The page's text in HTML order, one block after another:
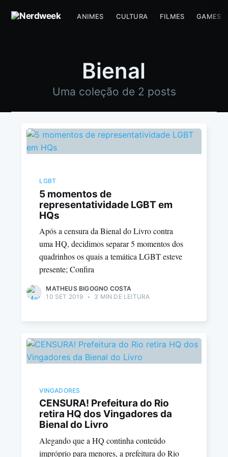
ANIMES CULTURA FILMES GAMES
Bienal
Uma coleção de 2 posts
LGBT
5 momentos de
representatividade LGBT em
HQs
Após a censura da Bienal do Livro contra
uma HQ, decidimos separar 5 momentos dos
quadrinhos os quais a temática LGBT esteve
presente; Confira
MATHEUS BIGOGNO COSTA
10 SET 2019 • 3 MIN DE LEITURA
VINGADORES
CENSURA! Prefeitura do Rio
retira HQ dos Vingadores da
Bienal do Livro
Alegando que a HQ continha conteúdo
impróprio para menores, a prefeitura do Rio